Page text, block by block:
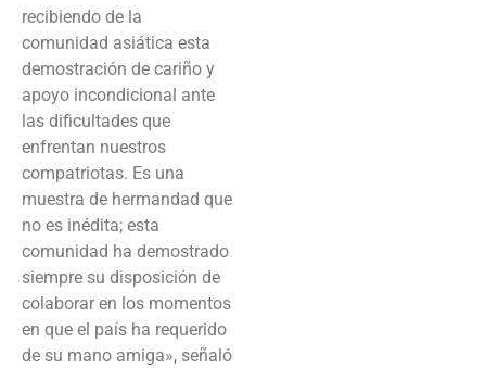
recibiendo de la
comunidad asiática esta
demostración de cariño y
apoyo incondicional ante
las dificultades que
enfrentan nuestros
compatriotas. Es una
muestra de hermandad que
no es inédita; esta
comunidad ha demostrado
siempre su disposición de
colaborar en los momentos
en que el país ha requerido
de su mano amiga», señaló